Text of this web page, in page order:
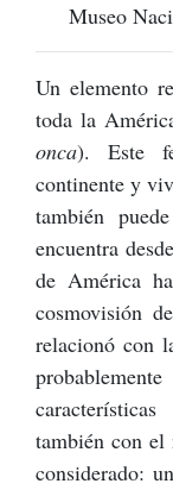
Museo
Un elemento
toda la
onca). Este
continente y
también
encuentra
de América
cosmovisión
relacionó con
también con el
considerado: